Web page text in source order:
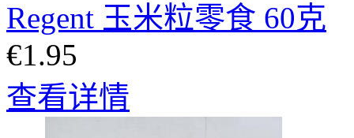
Regent 玉米粒零食 60克
€1.95
查看详情